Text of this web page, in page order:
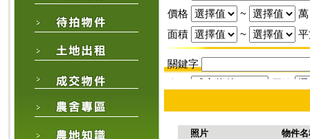
價格
~
萬
面積
~
關鍵字
價格
~
萬
照片
物件名